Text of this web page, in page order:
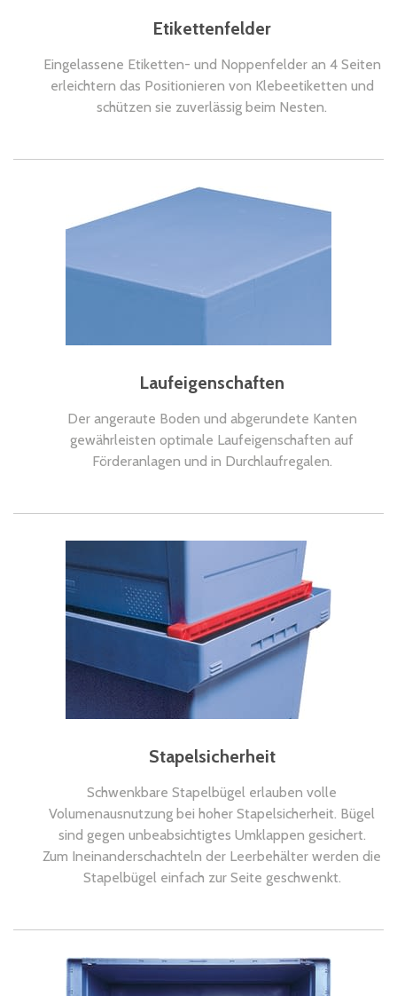
Etikettenfelder
Eingelassene Etiketten- und Noppenfelder an 4 Seiten
erleichtern das Positionieren von Klebeetiketten und
schützen sie zuverlässig beim Nesten.
Laufeigenschaften
Der angeraute Boden und abgerundete Kanten
gewährleisten optimale Laufeigenschaften auf
Förderanlagen und in Durchlaufregalen.
Stapelsicherheit
Schwenkbare Stapelbügel erlauben volle
Volumenausnutzung bei hoher Stapelsicherheit. Bügel
sind gegen unbeabsichtigtes Umklappen gesichert.
Zum Ineinanderschachteln der Leerbehälter werden die
Stapelbügel einfach zur Seite geschwenkt.